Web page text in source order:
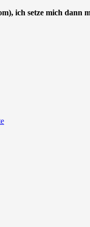
ich setze mich dann